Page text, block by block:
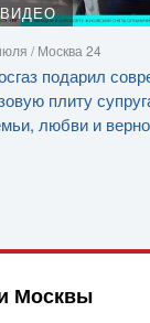
ВИДЕО
/ Москва 24
подарил
плиту
любви и
Москвы